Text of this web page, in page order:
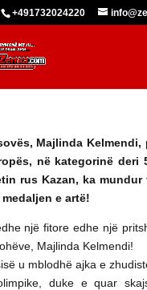
+491732024220
Majlinda
në kategorinë deri
rus Kazan, ka mundur
e artë!
një fitore edhe një
Majlinda Kelmendi!
u mblodhë ajka e
duke e quar